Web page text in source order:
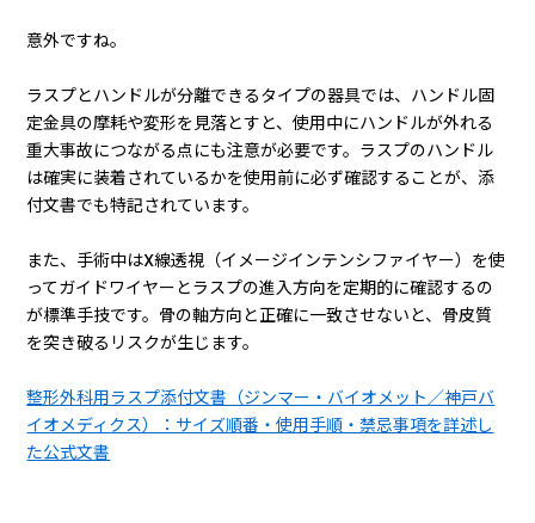
意外ですね。
ラスプとハンドルが分離できるタイプの器具では、ハンドル固
定金具の摩耗や変形を見落とすと、使用中にハンドルが外れる
重大事故につながる点にも注意が必要です。ラスプのハンドル
は確実に装着されているかを使用前に必ず確認することが、添
付文書でも特記されています。
また、手術中はX線透視（イメージインテンシファイヤー）を使
ってガイドワイヤーとラスプの進入方向を定期的に確認するの
が標準手技です。骨の軸方向と正確に一致させないと、骨皮質
を突き破るリスクが生じます。
整形外科用ラスプ添付文書（ジンマー・バイオメット／神戸バ
イオメディクス）：サイズ順番・使用手順・禁忌事項を詳述し
た公式文書